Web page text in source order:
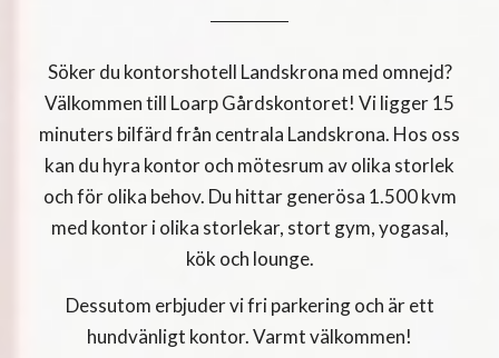
Söker du kontorshotell Landskrona med omnejd?
Välkommen till Loarp Gårdskontoret! Vi ligger 15
minuters bilfärd från centrala Landskrona. Hos oss
kan du hyra kontor och mötesrum av olika storlek
och för olika behov. Du hittar generösa 1.500 kvm
med kontor i olika storlekar, stort gym, yogasal,
kök och lounge.
Dessutom erbjuder vi fri parkering och är ett
hundvänligt kontor. Varmt välkommen!